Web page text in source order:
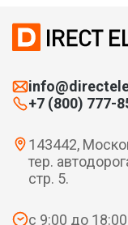
+7 (800) 777-
143442,
тер.
стр. 5.
с 9:00 до